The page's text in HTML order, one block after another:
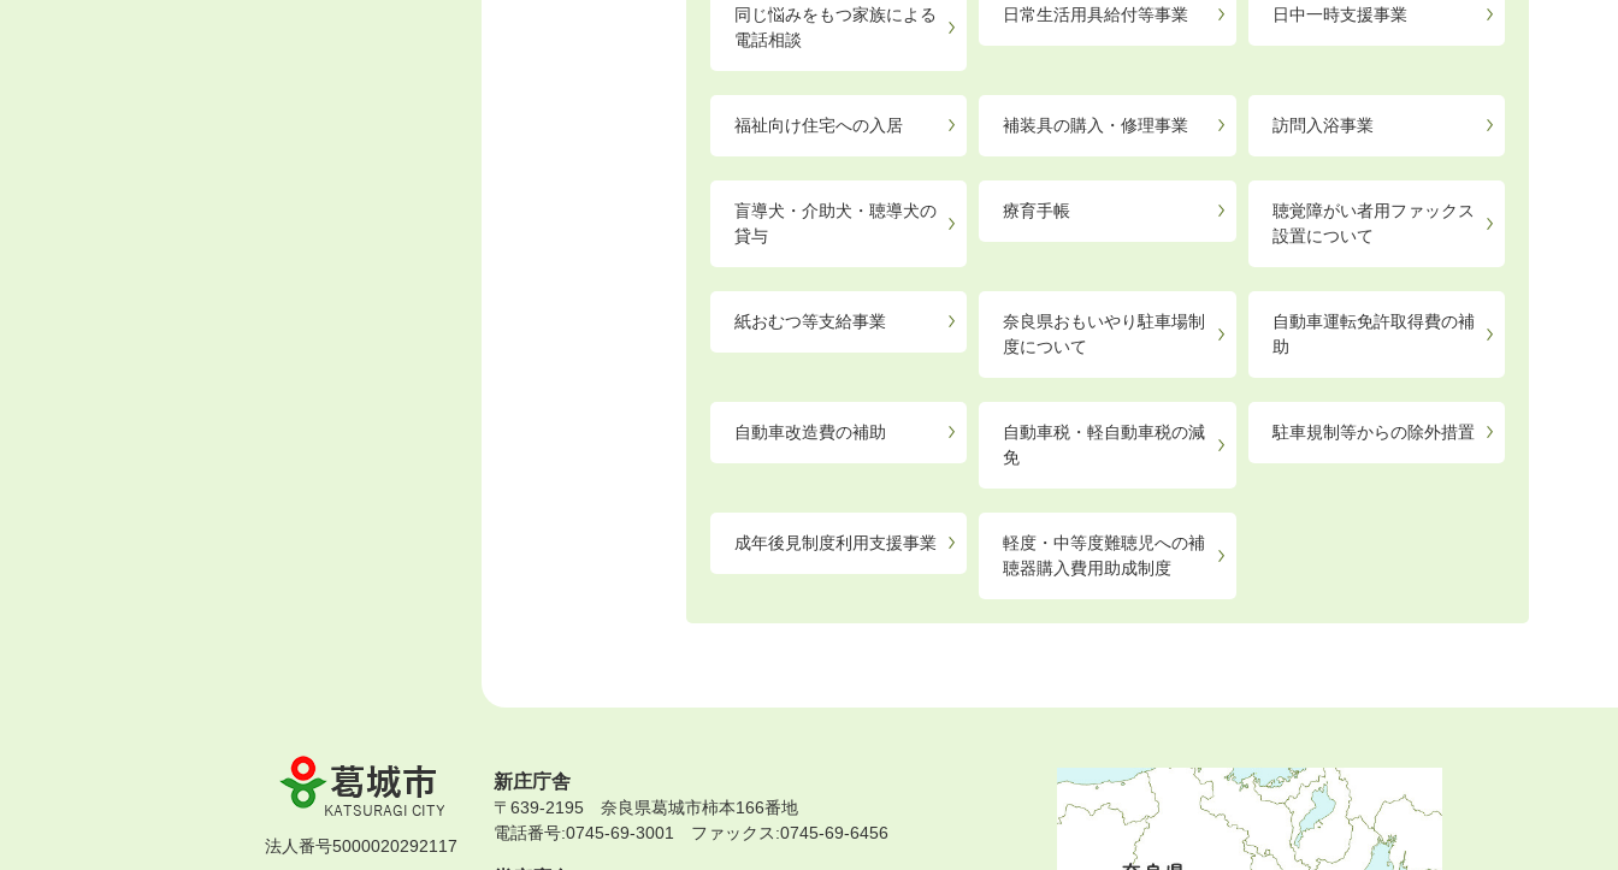
同じ悩みをもつ家族による
電話相談
日常生活用具給付等事業 日中一時支援事業
福祉向け住宅への入居 補装具の購入・修理事業 訪問入浴事業
盲導犬・介助犬・聴導犬の
貸与
療育手帳
聴覚障がい者用ファックス
設置について
紙おむつ等支給事業
奈良県おもいやり駐車場制
度について
自動車運転免許取得費の補
助
自動車改造費の補助
自動車税・軽自動車税の減
免
駐車規制等からの除外措置
成年後見制度利用支援事業
軽度・中等度難聴児への補
聴器購入費用助成制度
葛
城
市
KATSURAGI
CITY
法人番号5000020292117
新庄庁舎
〒639-2195 奈良県葛城市柿本166番地
電話番号:0745-69-3001 ファックス:0745-69-6456